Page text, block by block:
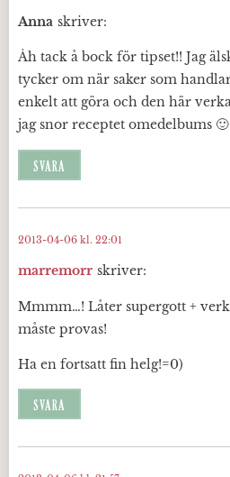
Anna skriver:
Åh tack å bock för tipset!! Jag
tycker om när saker som
enkelt att göra och den här
jag snor receptet omedelbums
SVARA
marremorr skriver:
2013-04-06 kl. 22:01
Mmmm…! Låter supergott +
måste provas!
Ha en fortsatt fin helg!=0)
SVARA